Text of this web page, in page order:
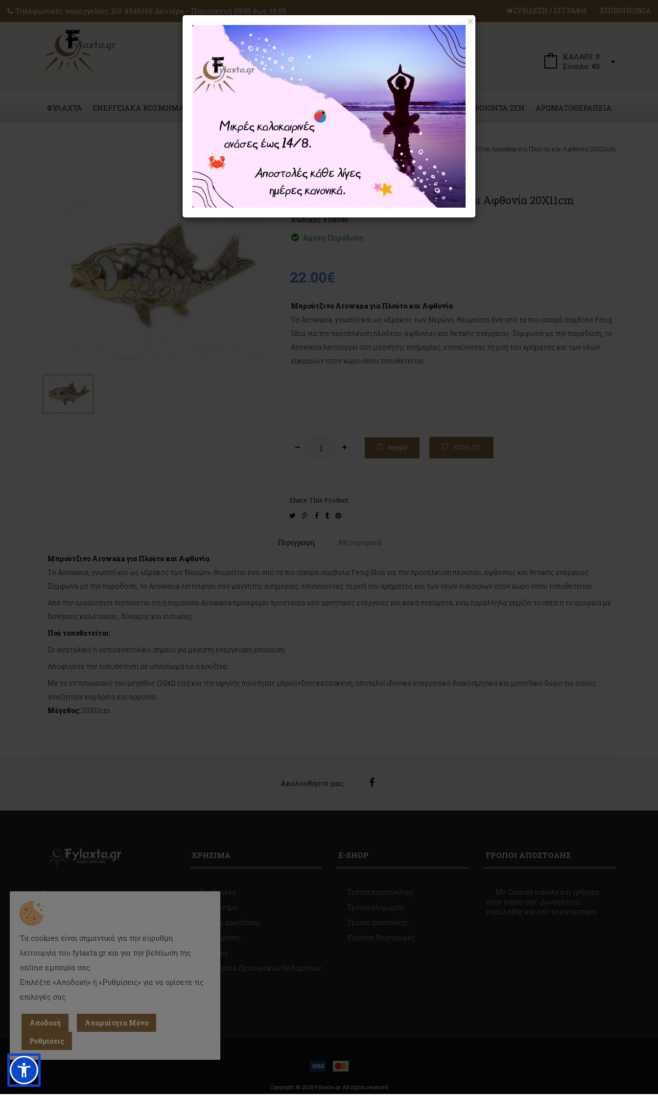
Τηλεφωνικές παραγγελίες 210 4946166 Δευτέρα - Παρασκευή 09:00 έως 18:00 ΣΥΝΔΕΣΗ / ΕΓΓΡΑΦΗ ΕΠΙΚΟΙΝΩΝΙΑ
ΚΑΛΑΘΙ: 0
Σύνολο: €0
ΦΥΛΑΧΤΑ ΕΝΕΡΓΕΙΑΚΑ ΚΟΣΜΗΜΑΤΑ ΚΡΥΣΤΑΛΛΟΘΕΡΑΠΕΙΑ ΜΑΓΙΚΑ ΣΥΝΕΡΓΑ ΠΡΟΙΟΝΤΑ ZEN ΑΡΩΜΑΤΟΘΕΡΑΠΕΙΑ
Home ΠΡΟΙΟΝΤΑ ZEN Feng Shui - Αντικείμενα Μπρούτζινο Arowana για Πλούτο και Αφθονία 20Χ11cm
Μπρούτζινο Arowana για Πλούτο και Αφθονία 20Χ11cm
Κωδικός: FS8096
Άμεση Παράδοση
22.00€
Μπρούτζινο Arowana για Πλούτο και Αφθονία
Το Arowana, γνωστό και ως «Δράκος των Νερών», θεωρείται ένα από τα πιο ισχυρά σύμβολα Feng
Shui για την προσέλκυση πλούτου, αφθονίας και θετικής ενέργειας. Σύμφωνα με την παράδοση, το
Arowana λειτουργεί σαν μαγνήτης ευημερίας, ενισχύοντας τη ροή του χρήματος και των νέων
ευκαιριών στον χώρο όπου τοποθετείται.
Αγορά WISHLIST
Share This Product
twittergoogle-facebook
tumblrpinterest
Περιγραφη
Μεταφορικά
Μπρούτζινο Arowana για Πλούτο και Αφθονία
Το Arowana, γνωστό και ως «Δράκος των Νερών», θεωρείται ένα από τα πιο ισχυρά σύμβολα Feng Shui για την προσέλκυση πλούτου, αφθονίας και θετικής ενέργειας.
Σύμφωνα με την παράδοση, το Arowana λειτουργεί σαν μαγνήτης ευημερίας, ενισχύοντας τη ροή του χρήματος και των νέων ευκαιριών στον χώρο όπου τοποθετείται.
Από την αρχαιότητα πιστεύεται ότι η παρουσία Arowana προσφέρει προστασία από αρνητικές ενέργειες και κακά πνεύματα, ενώ παράλληλα γεμίζει το σπίτι ή το γραφείο με
δονήσεις καλοτυχίας, δύναμης και ευτυχίας.
Πού τοποθετείται:
Σε ανατολικό ή νοτιοανατολικό σημείο για μέγιστη ενεργειακή ενίσχυση.
Αποφύγετε την τοποθέτηση σε υπνοδωμάτιο ή κουζίνα.
Με το εντυπωσιακό του μέγεθος (20x11 cm) και την υψηλής ποιότητας μπρούτζινη κατασκευή, αποτελεί ιδανικό ενεργειακό διακοσμητικό και μοναδικό δώρο για όσους
αναζητούν ευμάρεια και αρμονία.
Μέγεθος:20Χ11cm
Ακολουθήστε μας
Fylaxta.gr
E-mail: info@fylaxta.gr
Τηλ./Fax: 2104941483
Κρέμου 116, Καλλιθέα, Αθήνα
ΓΕΜΗ : 056925409000
ΧΡΗΣΙΜΑ
Συμβουλές
Κατάστημα
Συχνές ερωτήσεις
Όροι χρήσης
Cookies
Προστασία Προσωπικών δεδομένων
E-SHOP
Τρόποι παραγγελίας
Τρόποι πληρωμής
Τρόποι αποστολής
Εγγύηση Επιστροφές
ΤΡΟΠΟΙ ΑΠΟΣΤΟΛΗΣ
Με Courier εύκολα και γρήγορα
στην πόρτα σας. Δυνατότητα
παραλαβής και από το κατάστημα.
Copyright © 2018 Fylaxta.gr All rights reserved
×
Τα cookies είναι σημαντικά για την εύρυθμη
λειτουργία του fylaxta.gr και για την βελτίωση της
online εμπειρία σας.
Επιλέξτε «Αποδοχή» ή «Ρυθμίσεις» για να ορίσετε τις
επιλογές σας.
Αποδοχή
Απαραίτητα Μόνο
Ρυθμίσεις